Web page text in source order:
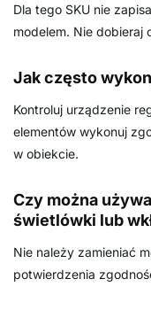
Dla tego SKU nie
modelem. Nie dobieraj
Jak często
Kontroluj urządzenie
elementów wykonuj
w obiekcie.
Czy można
świetlówki lub
Nie należy zamieniać
potwierdzenia